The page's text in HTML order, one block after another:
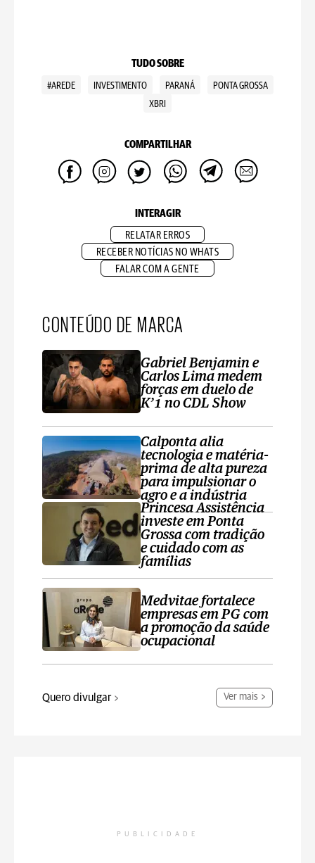
TUDO SOBRE
#AREDE INVESTIMENTO PARANÁ
PONTA GROSSA
XBRI
COMPARTILHAR
INTERAGIR
RELATAR ERROS
RECEBER NOTÍCIAS NO WHATS
FALAR COM A GENTE
CONTEÚDO DE MARCA
Gabriel Benjamin e
Carlos Lima medem
forças em duelo de
K’1 no CDL Show
Calponta alia
tecnologia e matéria-
prima de alta pureza
para impulsionar o
agro e a indústria
Princesa Assistência
investe em Ponta
Grossa com tradição
e cuidado com as
famílias
Medvitae fortalece
empresas em PG com
a promoção da saúde
ocupacional
Quero divulgar Ver mais
PUBLICIDADE